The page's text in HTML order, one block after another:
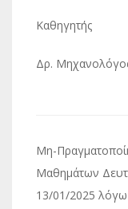
Καθηγητής
Δρ.
άρθρων
Μη-
Μαθημάτων
13/01/2025